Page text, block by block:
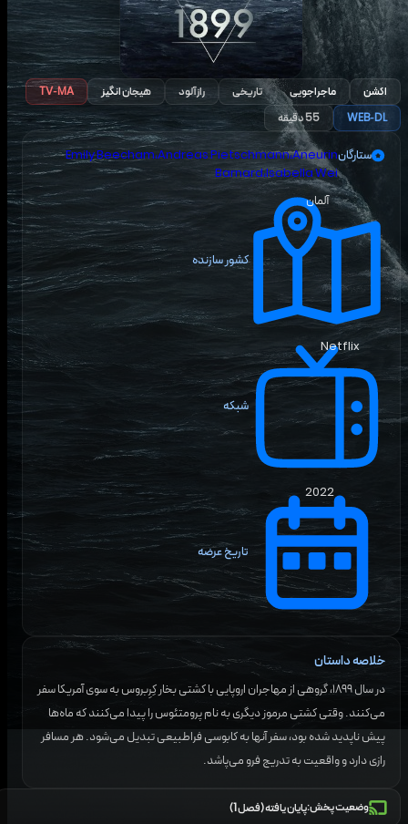
اکشن ماجراجویی تاریخی رازآلود هیجان انگیز
TV-MA
WEB-DL
55دقیقه
ستارگان Emily Beecham،Andreas Pietschmann،Aneurin
Barnard،Isabella Wei
کشور سازنده
آلمان
شبکه
Netflix
تاریخ عرضه
2022
خلاصه داستان
در سال ۱۸۹۹، گروهی از مهاجران اروپایی با کشتی بخار کِرِبروس به سوی آمریکا سفر
می‌کنند. وقتی کشتی مرموز دیگری به نام پرومتئوس را پیدا می‌کنند که ماه‌ها
پیش ناپدید شده بود، سفر آنها به کابوسی فراطبیعی تبدیل می‌شود. هر مسافر
رازی دارد و واقعیت به تدریج فرو می‌پاشد.
وضعیت پخش:پایان یافته (فصل 1)